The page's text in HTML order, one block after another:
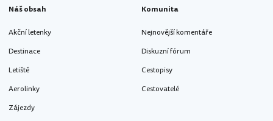
Náš obsah
Akční letenky
Destinace
Letiště
Aerolinky
Zájezdy
Komunita
Nejnovější komentáře
Diskuzní fórum
Cestopisy
Cestovatelé